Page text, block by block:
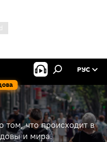
РУС
том, что происходит в
и мира.